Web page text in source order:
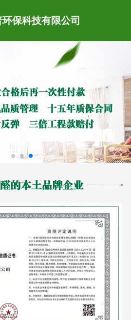
保科技有限公司